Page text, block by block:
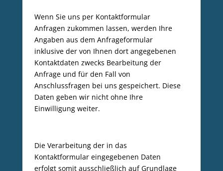
Wenn Sie uns per Kontaktformular
Anfragen zukommen lassen, werden Ihre
Angaben aus dem Anfrageformular
inklusive der von Ihnen dort angegebenen
Kontaktdaten zwecks Bearbeitung der
Anfrage und für den Fall von
Anschlussfragen bei uns gespeichert. Diese
Daten geben wir nicht ohne Ihre
Einwilligung weiter.
Die Verarbeitung der in das
Kontaktformular eingegebenen Daten
erfolgt somit ausschließlich auf Grundlage